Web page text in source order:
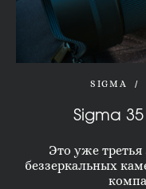
SIGMA
Sigma 35
Это уже третья
беззеркальных